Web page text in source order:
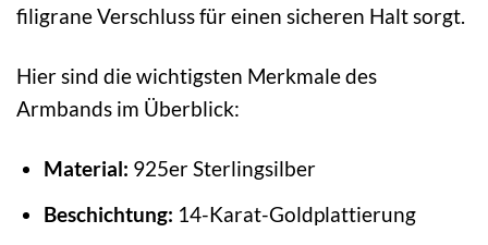
filigrane Verschluss für einen sicheren Halt sorgt.
Hier sind die wichtigsten Merkmale des
Armbands im Überblick:
Material: 925er Sterlingsilber
Beschichtung: 14-Karat-Goldplattierung